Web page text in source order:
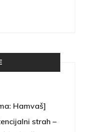
Hamvaš]
strah –